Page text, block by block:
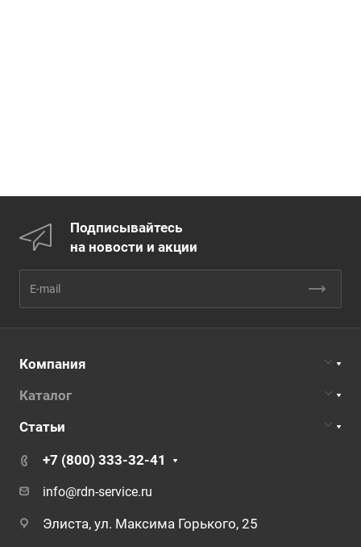
Подписывайтесь
на новости и акции
Компания
Каталог
Статьи
+7 (800) 333-32-41
info@rdn-service.ru
Элиста, ул. Максима Горького, 25